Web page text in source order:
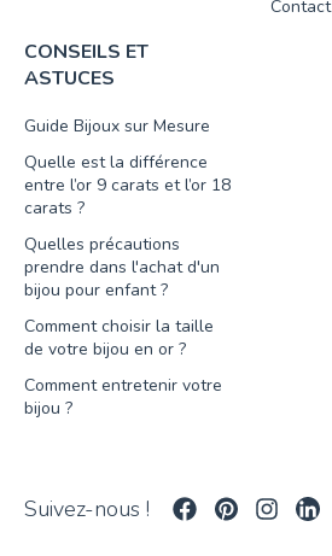
Contact
CONSEILS ET
ASTUCES
Guide Bijoux sur Mesure
Quelle est la différence
entre l’or 9 carats et l’or 18
carats ?
Quelles précautions
prendre dans l'achat d'un
bijou pour enfant ?
Comment choisir la taille
de votre bijou en or ?
Comment entretenir votre
bijou ?
Suivez-nous !